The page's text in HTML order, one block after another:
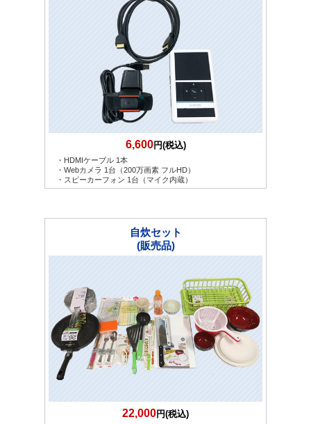
6,600円(税込)
・HDMIケーブル 1本
・Webカメラ 1台（200万画素 フルHD）
・スピーカーフォン 1台（マイク内蔵）
自炊セット
(販売品)
22,000円(税込)